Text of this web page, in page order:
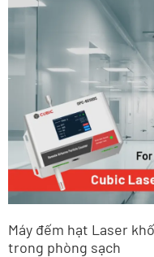
Máy đếm hạt Laser
trong phòng sạch